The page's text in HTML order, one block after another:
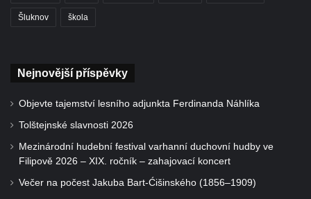
Šluknov škola
Nejnovější příspěvky
Objevte tajemství lesního adjunkta Ferdinanda Náhlíka
Tolštejnské slavnosti 2026
Mezinárodní hudební festival varhanní duchovní hudby ve
Filipově 2026 – XIX. ročník – zahajovací koncert
Večer na počest Jakuba Bart-Ćišinského (1856–1909)